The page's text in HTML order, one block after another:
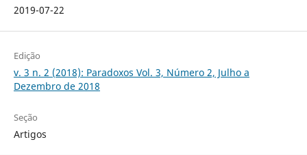
2019-07-22
Edição
v. 3 n. 2 (2018): Paradoxos Vol. 3, Número 2, Julho a
Dezembro de 2018
Seção
Artigos